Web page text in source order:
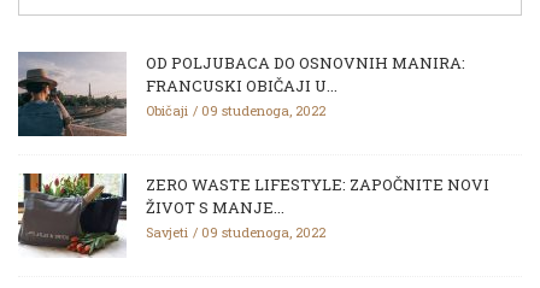
OD POLJUBACA DO OSNOVNIH MANIRA:
FRANCUSKI OBIČAJI U...
Običaji 09 studenoga, 2022
ZERO WASTE LIFESTYLE: ZAPOČNITE NOVI
ŽIVOT S MANJE...
Savjeti 09 studenoga, 2022